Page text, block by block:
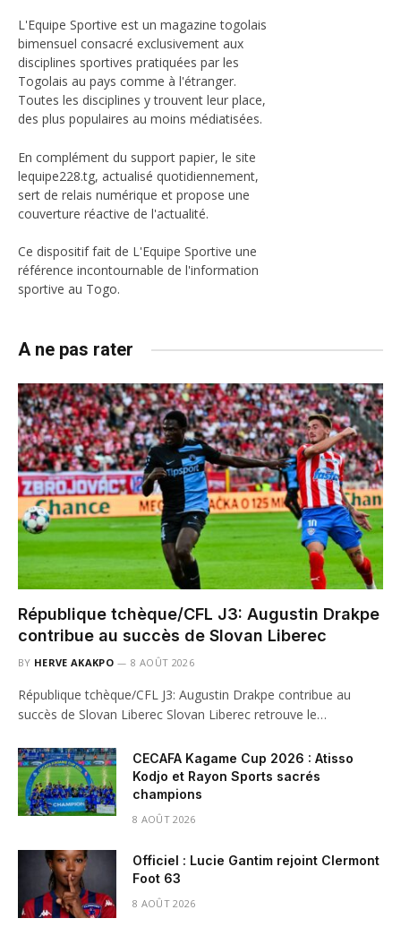
L'Equipe Sportive est un magazine togolais
bimensuel consacré exclusivement aux
disciplines sportives pratiquées par les
Togolais au pays comme à l'étranger.
Toutes les disciplines y trouvent leur place,
des plus populaires au moins médiatisées.
En complément du support papier, le site
lequipe228.tg, actualisé quotidiennement,
sert de relais numérique et propose une
couverture réactive de l'actualité.
Ce dispositif fait de L'Equipe Sportive une
référence incontournable de l'information
sportive au Togo.
A ne pas rater
République tchèque/CFL J3: Augustin Drakpe
contribue au succès de Slovan Liberec
BY HERVE AKAKPO 8 AOÛT 2026
République tchèque/CFL J3: Augustin Drakpe contribue au
succès de Slovan Liberec Slovan Liberec retrouve le…
CECAFA Kagame Cup 2026 : Atisso
Kodjo et Rayon Sports sacrés
champions
8 AOÛT 2026
Officiel : Lucie Gantim rejoint Clermont
Foot 63
8 AOÛT 2026